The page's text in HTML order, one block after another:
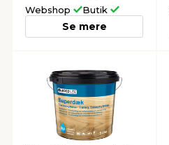
Webshop Butik
Se mere